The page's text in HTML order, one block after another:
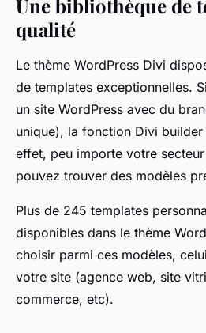
Une bibliothèque de
qualité
Le thème WordPress Divi
de templates exceptionnelles.
un site WordPress avec du
unique), la fonction Divi
effet, peu importe votre
pouvez trouver des modèles
Plus de 245 templates
disponibles dans le thème
choisir parmi ces modèles,
votre site (agence web, site
commerce, etc).